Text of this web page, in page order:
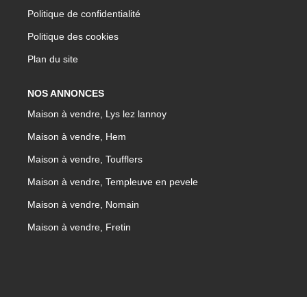
Politique de confidentialité
Politique des cookies
Plan du site
NOS ANNONCES
Maison à vendre, Lys lez lannoy
Maison à vendre, Hem
Maison à vendre, Toufflers
Maison à vendre, Templeuve en pevele
Maison à vendre, Nomain
Maison à vendre, Fretin